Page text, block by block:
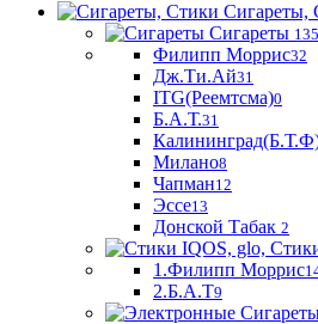
Сигареты,
Сигареты 135
Филипп Моррис32
Дж.Ти.Ай31
ITG(Реемтсма)0
Б.А.Т.31
Милано8
Чапман12
Эссе13
Донской Табак 2
1.Филипп Моррис
2.Б.А.Т9